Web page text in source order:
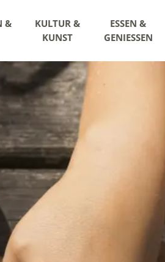
&
KULTUR &
KUNST
ESSEN &
GENIESSEN